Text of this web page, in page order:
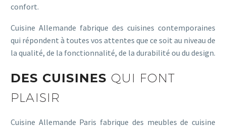
confort.
Cuisine Allemande fabrique des cuisines contemporaines
qui répondent à toutes vos attentes que ce soit au niveau de
la qualité, de la fonctionnalité, de la durabilité ou du design.
DES CUISINES QUI FONT
PLAISIR
Cuisine Allemande Paris fabrique des meubles de cuisine